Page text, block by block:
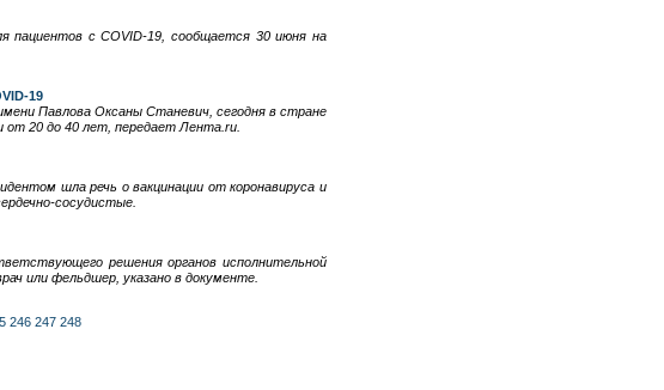
пациентов с COVID-19, сообщается 30 июня на
19
Павлова Оксаны Станевич, сегодня в стране
от 20 до 40 лет, передает Лента.ru.
шла речь о вакцинации от коронавируса и
сосудистые.
решения органов исполнительной
или фельдшер, указано в документе.
246 247 248